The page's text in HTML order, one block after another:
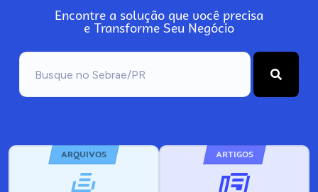
Encontre a solução que você precisa
e Transforme Seu Negócio
ARQUIVOS ARTIGOS